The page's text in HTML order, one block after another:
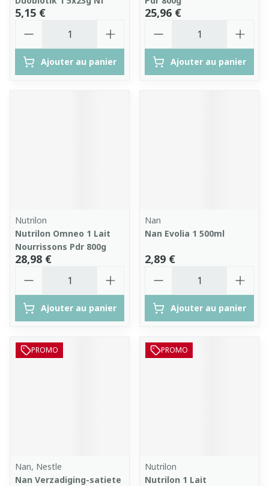
5,15 €
Ajouter au panier
25,96 €
Ajouter au panier
Nutrilon
Nutrilon Omneo 1 Lait
Nourrissons Pdr 800g
28,98 €
Ajouter au panier
Nan
Nan Evolia 1 500ml
2,89 €
Ajouter au panier
PROMO
Nan, Nestle
Nan Verzadiging-satiete
PROMO
Nutrilon
Nutrilon 1 Lait